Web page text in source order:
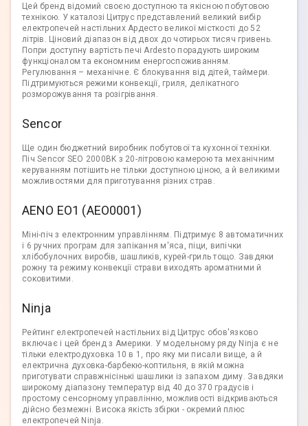
Цей бренд відомий своєю доступною та якісною побутовою
технікою. У каталозі Цитрус представлений великий вибір
електропечей настільних Ардесто великої місткості до 52
літрів. Ціновий діапазон від двох до чотирьох тисяч гривень.
Попри доступну вартість печі Ardesto порадують широким
функціоналом та економним енергоспоживанням.
Регулювання – механічне. Є блокування від дітей, таймери.
Підтримуються режими конвекції, гриля, делікатного
розморожування та розігрівання.
Sencor
Ще один бюджетний виробник побутової та кухонної техніки.
Піч Sencor SEO 2000BK з 20-літровою камерою та механічним
керуванням потішить не тільки доступною ціною, а й великими
можливостями для приготування різних страв.
AENO EO1 (AEO0001)
Міні-піч з електронним управлінням. Підтримує 8 автоматичних
і 6 ручних програм для запікання м'яса, піци, випічки
хлібобулочних виробів, шашликів, курей-гриль тощо. Завдяки
рожну та режиму конвекції страви виходять ароматними й
соковитими.
Ninja
Рейтинг електропечей настільних від Цитрус обов'язково
включає і цей бренд з Америки. У модельному ряду Ninja є не
тільки електродуховка 10 в 1, про яку ми писали вище, а й
електрична духовка-барбекю-коптильня, в якій можна
приготувати справжнісінькі шашлики із запахом диму. Завдяки
широкому діапазону температур від 40 до 370 градусів і
простому сенсорному управлінню, можливості відкриваються
дійсно безмежні. Висока якість збірки - окремий плюс
електропечей Ninja.